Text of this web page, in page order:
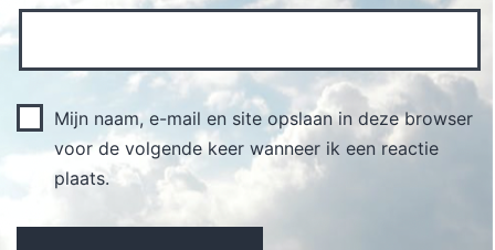
Mijn naam, e-mail en site opslaan in deze browser
voor de volgende keer wanneer ik een reactie
plaats.